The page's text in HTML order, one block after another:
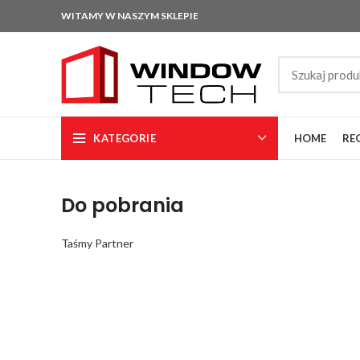
WITAMY W NASZYM SKLEPIE
KATEGORIE HOME
Do pobrania
Taśmy Partner